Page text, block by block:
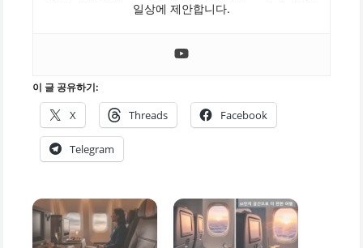
일상에 제안합니다.
이 글 공유하기:
X Threads Facebook
Telegram